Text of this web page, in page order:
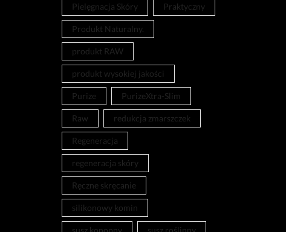
Pielęgnacja Skóry Praktyczny
Produkt Naturalny.
produkt RAW
produkt wysokiej jakości
Purize PurizeXtra-Slim
Raw redukcja zmarszczek
Regeneracja
regeneracja skóry
Ręczne skręcanie
silikonowy komin
susz konopny susz roślinny